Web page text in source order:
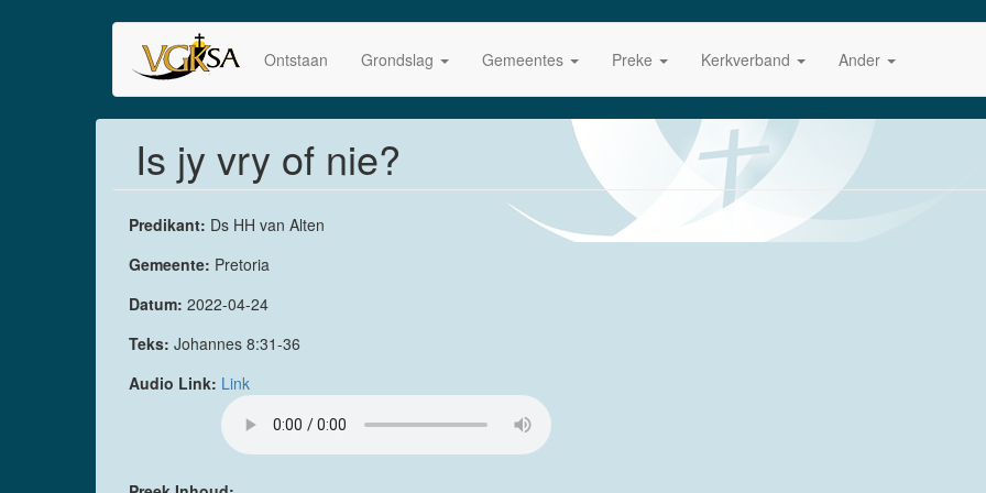
Ontstaan Grondslag Gemeentes Preke Kerkverband Ander
Is jy vry of nie?
Predikant: Ds HH van Alten
Gemeente: Pretoria
Datum: 2022-04-24
Teks: Johannes 8:31-36
Audio Link: Link